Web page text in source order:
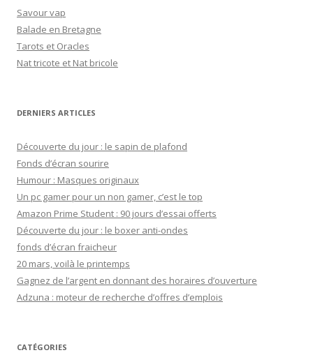
r
c
h
e
:
Savour vap
Balade en Bretagne
Tarots et Oracles
Nat tricote et Nat bricole
DERNIERS ARTICLES
Découverte du jour : le sapin de plafond
Fonds d’écran sourire
Humour : Masques originaux
Un pc gamer pour un non gamer, c’est le top
Amazon Prime Student : 90 jours d’essai offerts
Découverte du jour : le boxer anti-ondes
fonds d’écran fraicheur
20 mars, voilà le printemps
Gagnez de l’argent en donnant des horaires d’ouverture
Adzuna : moteur de recherche d’offres d’emplois
CATÉGORIES